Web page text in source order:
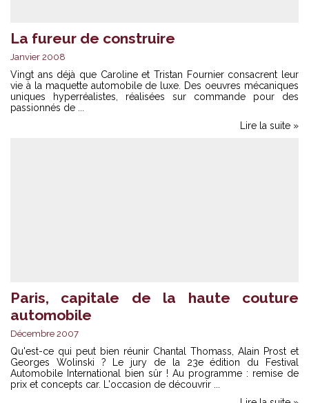
La fureur de construire
Janvier 2008
Vingt ans déjà que Caroline et Tristan Fournier consacrent leur
vie à la maquette automobile de luxe. Des oeuvres mécaniques
uniques hyperréalistes, réalisées sur commande pour des
passionnés de ...
Lire la suite »
Paris, capitale de la haute couture
automobile
Décembre 2007
Qu'est-ce qui peut bien réunir Chantal Thomass, Alain Prost et
Georges Wolinski ? Le jury de la 23e édition du Festival
Automobile International bien sûr ! Au programme : remise de
prix et concepts car. L'occasion de découvrir ...